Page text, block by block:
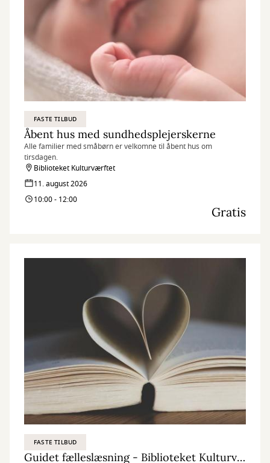
FASTE TILBUD
Åbent hus med sundhedsplejerskerne
Alle familier med småbørn er velkomne til åbent hus om
tirsdagen.
Biblioteket Kulturværftet
11. august 2026
10:00 - 12:00
Gratis
FASTE TILBUD
Guidet fælleslæsning - Biblioteket Kulturværftet